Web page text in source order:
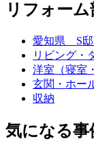
リフォー
愛知県 S邸
リビング・
洋室（寝室
玄関・ホー
収納
気になる事